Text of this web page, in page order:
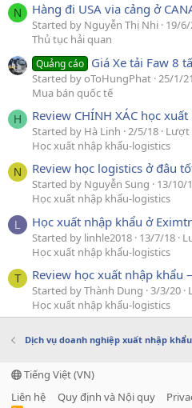
N Hàng đi USA via cảng ở
Started by Nguyễn Thị Nhi 19/
Thủ tục hải quan
Quảng cáo Giá Xe tải Faw 8
Started by oToHungPhat 25/1/21
Mua bán quốc tế
H Review CHÍNH XÁC học
Started by Hà Linh 2/5/18 Lượt
Học xuất nhập khẩu-logistics
N Review học logistics ở đâu
Started by Nguyễn Sung 13/10/
Học xuất nhập khẩu-logistics
L Học xuất nhập khẩu ở
Started by linhle2018 13/7/18
Học xuất nhập khẩu-logistics
T Review học xuất nhập khẩu
Started by Thành Dung 3/3/20
Học xuất nhập khẩu-logistics
Dịch vụ doanh nghiệp xuất nhập
Tiếng Việt (VN)
Liên hệ
Quy định và Nội quy